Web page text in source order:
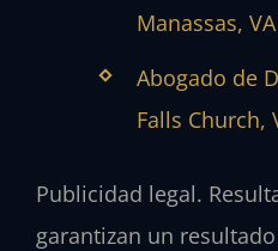
Manassas, VA
Abogado de
Falls Church,
Publicidad legal.
garantizan un